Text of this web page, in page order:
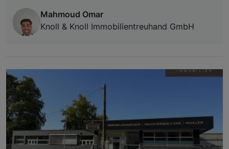
Mahmoud Omar
Knoll & Knoll Immobilientreuhand GmbH